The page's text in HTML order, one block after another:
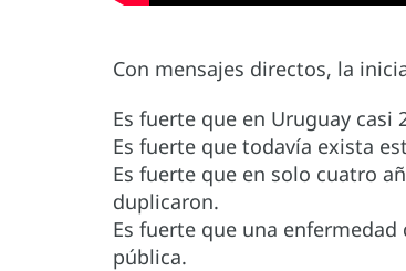
Con mensajes directos, la
Es fuerte que en Uruguay
Es fuerte que todavía exista
Es fuerte que en solo cuatro
duplicaron.
Es fuerte que una
pública.